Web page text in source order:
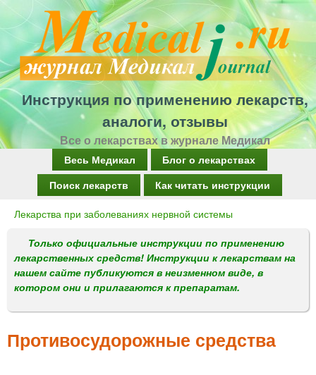
Перейти
к
основному
содержанию
Инструкция по применению лекарств,
аналоги, отзывы
Все о лекарствах в журнале Медикал
о
е
м
е
Весь Медикал
Блог о лекарствах
Поиск лекарств
Как читать инструкции
Вы
здесь
Лекарства при заболеваниях нервной системы
Только официальные инструкции по применению
лекарственных средств! Инструкции к лекарствам на
нашем сайте публикуются в неизменном виде, в
котором они и прилагаются к препаратам.
Противосудорожные средства